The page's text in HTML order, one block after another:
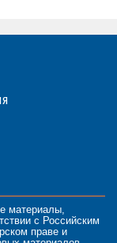
материалы,
с Российским
праве и